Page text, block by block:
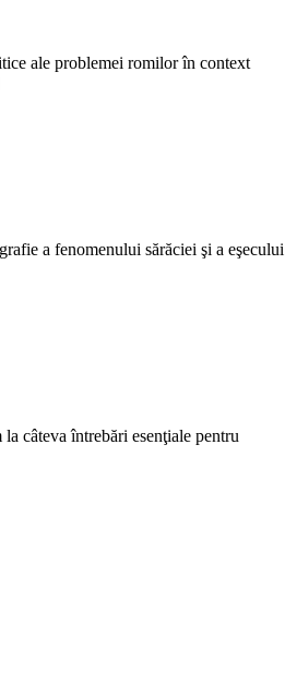
ale problemei romilor în context
a fenomenului sărăciei şi a eşecului
câteva întrebări esenţiale pentru